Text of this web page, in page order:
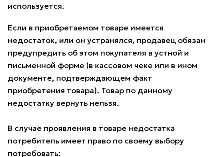
используется.
Если в приобретаемом товаре имеется
недостаток, или он устранялся, продавец обязан
предупредить об этом покупателя в устной и
письменной форме (в кассовом чеке или в ином
документе, подтверждающем факт
приобретения товара). Товар по данному
недостатку вернуть нельзя.
В случае проявления в товаре недостатка
потребитель имеет право по своему выбору
потребовать: